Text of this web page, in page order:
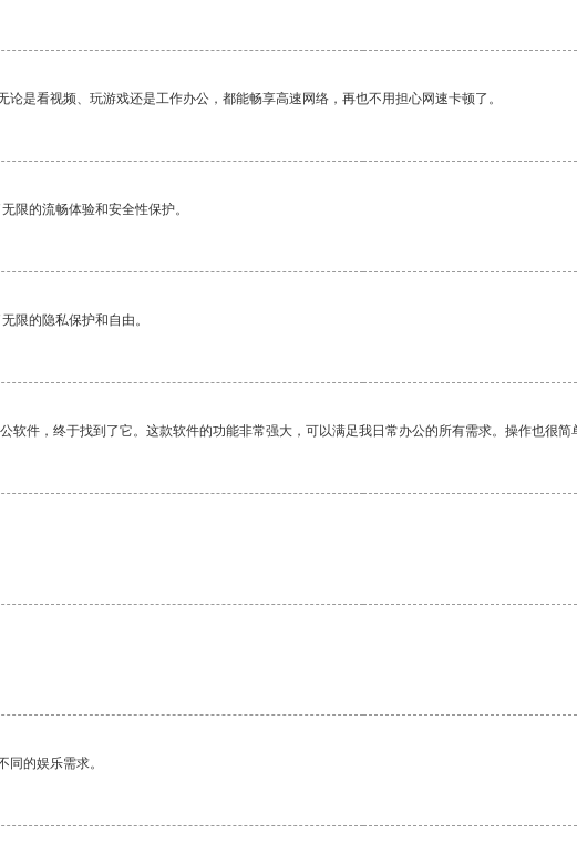
是看视频、玩游戏还是工作办公，都能畅享高速网络，再也不用担心网速卡顿了。
限的流畅体验和安全性保护。
限的隐私保护和自由。
软件，终于找到了它。这款软件的功能非常强大，可以满足我日常办公的所有需求。操作也很简
的娱乐需求。